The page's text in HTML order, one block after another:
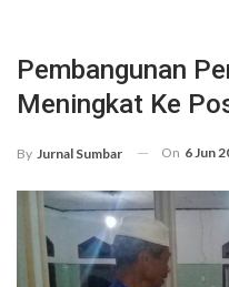
Pembangunan
Meningkat Ke
By Jurnal Sumbar On 6 Jun